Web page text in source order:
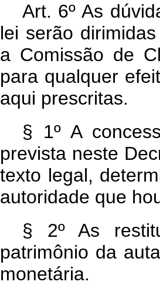
Art. 6º As
lei serão
a Comissão de
para qualquer
aqui prescritas.
§ 1º A
prevista neste
texto legal,
autoridade que
§ 2º As
patrimônio da
monetária.